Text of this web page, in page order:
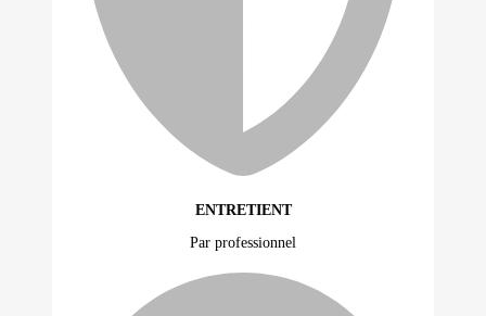
ENTRETIENT
Par professionnel